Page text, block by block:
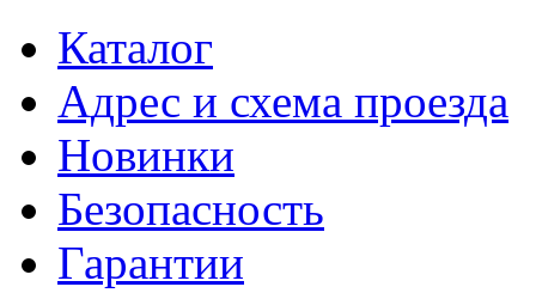
Каталог
Адрес и схема проезда
Новинки
Безопасность
Гарантии